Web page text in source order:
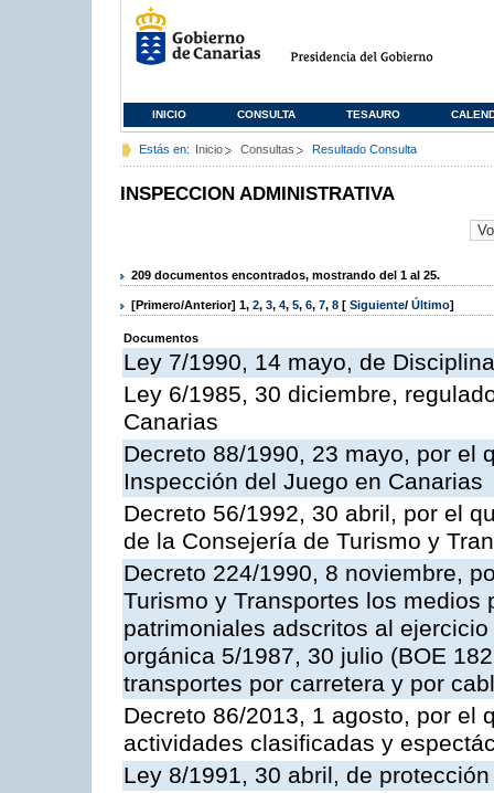
INICIO CONSULTA TESAURO
Estás en: Inicio Consultas Resultado Consulta
INSPECCION ADMINISTRATIVA
209 documentos encontrados, mostrando del 1 al 25.
[Primero/Anterior] 1, 2, 3, 4, 5, 6, 7, 8 [ Siguiente/ Último]
Documentos
Ley 7/1990, 14 mayo, de
Ley 6/1985, 30 diciembre,
Canarias
Decreto 88/1990, 23 mayo, por el
Inspección del Juego en Canarias
Decreto 56/1992, 30 abril, por el
de la Consejería de Turismo y
Decreto 224/1990, 8 noviembre,
Turismo y Transportes los
patrimoniales adscritos al
orgánica 5/1987, 30 julio (BOE
transportes por carretera y por
Decreto 86/2013, 1 agosto, por el
actividades clasificadas y
Ley 8/1991, 30 abril, de